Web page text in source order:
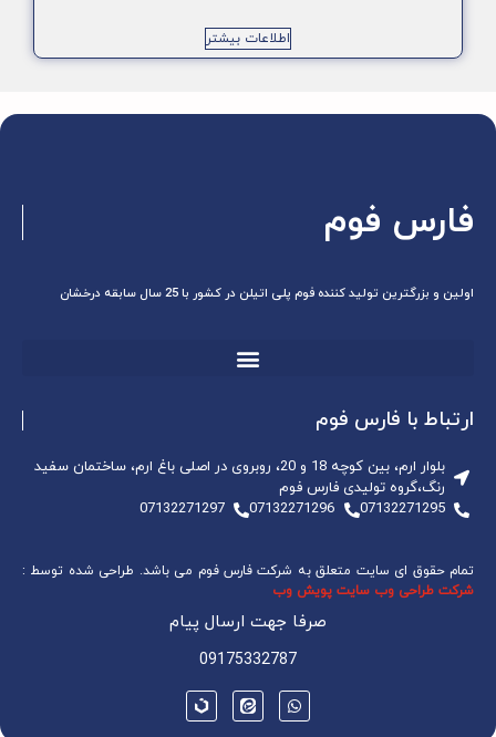
اطلاعات بیشتر
فارس فوم
اولین و بزرگترین تولید کننده فوم پلی اتیلن در کشور با 25 سال سابقه درخشان
ارتباط با فارس فوم
بلوار ارم، بین کوچه 18 و 20، روبروی در اصلی باغ ارم، ساختمان سفید
رنگ،گروه تولیدی فارس فوم
07132271295
07132271296
07132271297
تمام حقوق ای سایت متعلق به شرکت فارس فوم می باشد. طراحی شده توسط :
شرکت طراحی وب سایت پویش وب
صرفا جهت ارسال پیام
09175332787